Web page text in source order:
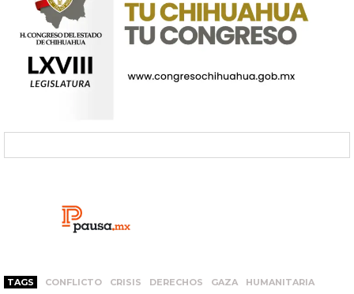
TAGS CONFLICTO CRISIS DERECHOS GAZA HUMANITARIA